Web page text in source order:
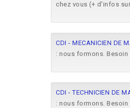
chez vous (+ d'infos
CDI - MECANICIEN DE
: nous formons. Besoin
CDI - TECHNICIEN DE
: nous formons. Besoin